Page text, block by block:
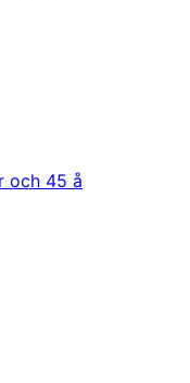
och 45 å